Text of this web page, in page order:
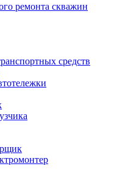
ремонта скважин
средств